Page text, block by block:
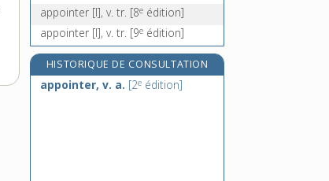
appointer [I], v. tr. [8e édition]
appointer [I], v. tr. [9e édition]
HISTORIQUE DE CONSULTATION
appointer, v. a. [2e édition]